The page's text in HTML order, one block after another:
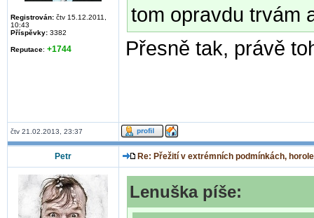
Registrován: čtv 15.12.2011,
10:43
Příspěvky: 3382
Reputace: +1744
tom opravdu trvám
Přesně tak, právě
čtv 21.02.2013, 23:37
Petr Re: Přežití v extrémních podmínkách,
Lenuška píše: